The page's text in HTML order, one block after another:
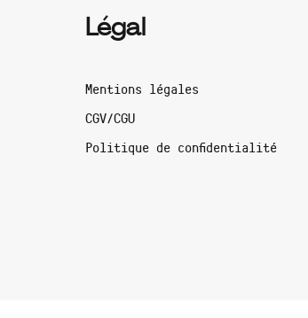
Légal
Mentions légales
CGV/CGU
Politique de confidentialité